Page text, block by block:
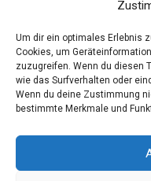
Um dir ein optimales Erlebnis
Cookies, um
zuzugreifen. Wenn du diesen
wie das Surfverhalten oder
Wenn du deine Zustimmung
bestimmte Merkmale und
Gesamter Kalender »